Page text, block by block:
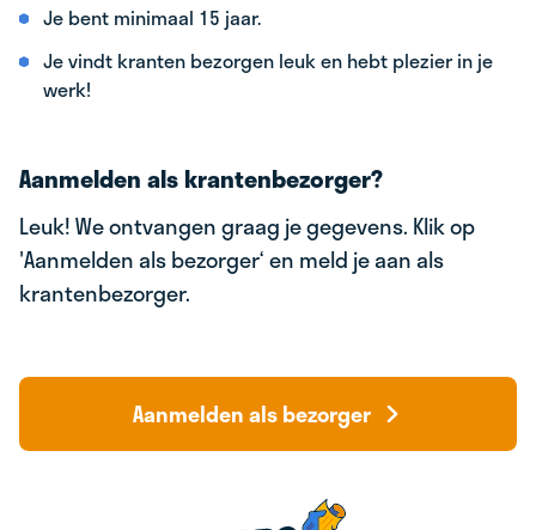
Je bent minimaal 15 jaar.
Je vindt kranten bezorgen leuk en hebt plezier in je
werk!
Aanmelden als krantenbezorger?
Leuk! We ontvangen graag je gegevens. Klik op
'Aanmelden als bezorger‘ en meld je aan als
krantenbezorger.
Aanmelden als bezorger